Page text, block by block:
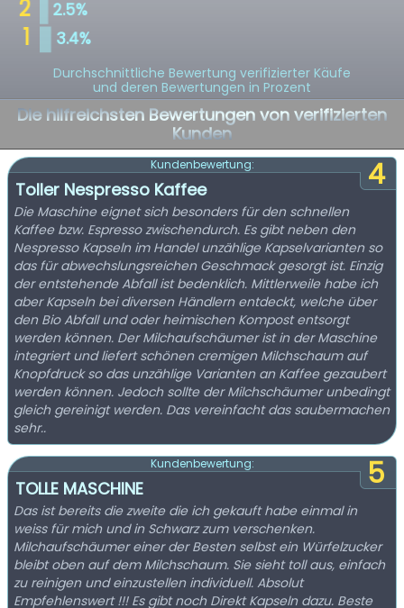
Durchschnittliche Bewertung verifizierter Käufe
und deren Bewertungen in Prozent
Die hilfreichsten Bewertungen von verifizierten
Kunden
4
Kundenbewertung:
Toller Nespresso Kaffee
Die Maschine eignet sich besonders für den schnellen
Kaffee bzw. Espresso zwischendurch. Es gibt neben den
Nespresso Kapseln im Handel unzählige Kapselvarianten so
das für abwechslungsreichen Geschmack gesorgt ist. Einzig
der entstehende Abfall ist bedenklich. Mittlerweile habe ich
aber Kapseln bei diversen Händlern entdeckt, welche über
den Bio Abfall und oder heimischen Kompost entsorgt
werden können. Der Milchaufschäumer ist in der Maschine
integriert und liefert schönen cremigen Milchschaum auf
Knopfdruck so das unzählige Varianten an Kaffee gezaubert
werden können. Jedoch sollte der Milchschäumer unbedingt
gleich gereinigt werden. Das vereinfacht das saubermachen
sehr..
5
Kundenbewertung:
TOLLE MASCHINE
Das ist bereits die zweite die ich gekauft habe einmal in
weiss für mich und in Schwarz zum verschenken.
Milchaufschäumer einer der Besten selbst ein Würfelzucker
bleibt oben auf dem Milchschaum. Sie sieht toll aus, einfach
zu reinigen und einzustellen individuell. Absolut
Empfehlenswert !!! Es gibt noch Direkt Kapseln dazu. Beste